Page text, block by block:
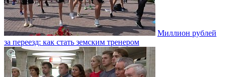
Миллион рублей
за переезд: как стать земским тренером